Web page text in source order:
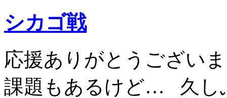
シカゴ戦
応援ありがとうござい
課題もあるけど… 久し